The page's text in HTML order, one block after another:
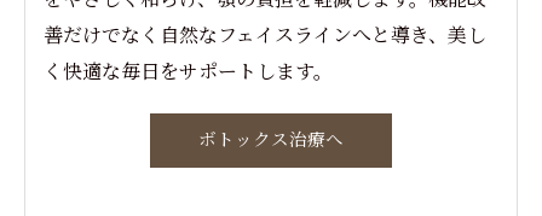
善だけでなく自然なフェイスラインへと導き、美し
く快適な毎日をサポートします。
ボトックス治療へ